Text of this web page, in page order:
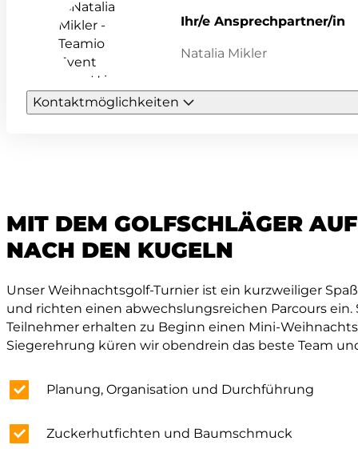
MIT DEM GOLFSCHLÄGER
NACH DEN KUGELN
Unser Weihnachtsgolf-Turnier ist ein kurzweiliger
und richten einen abwechslungsreichen Parcours ein.
Teilnehmer erhalten zu Beginn einen Mini-
Siegerehrung küren wir obendrein das beste Team
Planung, Organisation und Durchführung
Zuckerhutfichten und Baumschmuck
Ihr/e Ansprechpartner/in
Natalia Mikler
Kontaktmöglichkeiten